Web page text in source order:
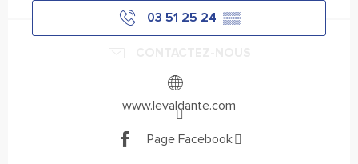
03 51 25 24 ▒▒
www.levaldante.com
Page Facebook